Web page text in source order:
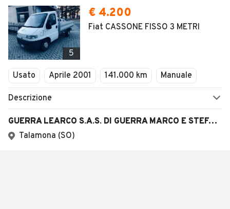
5
€ 4.200
Fiat CASSONE FISSO 3 METRI
Usato Aprile 2001 141.000 km Manuale
Descrizione
GUERRA LEARCO S.A.S. DI GUERRA MARCO E STEFANO & C.
Talamona (SO)